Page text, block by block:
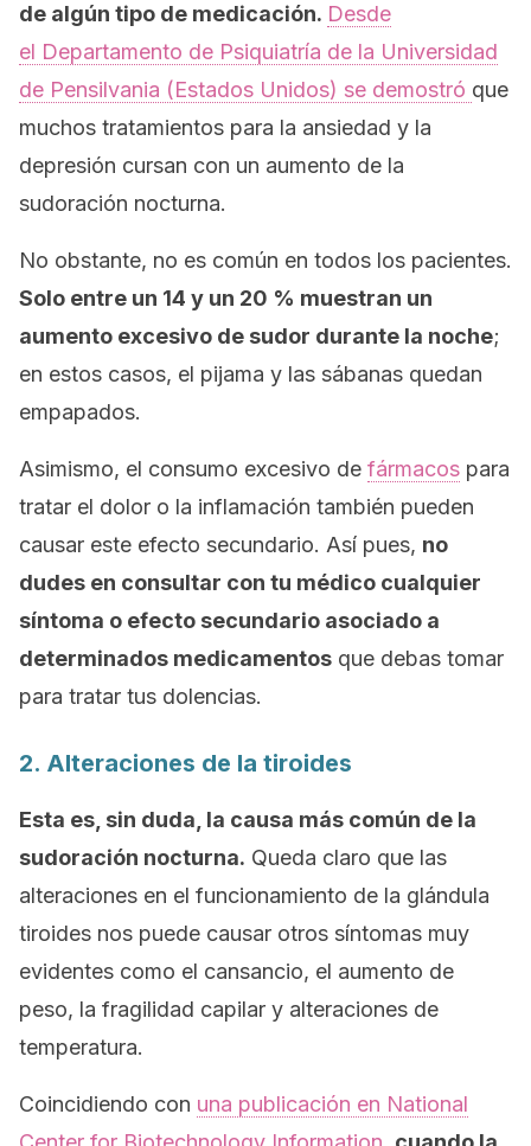
de algún tipo de medicación. Desde
el Departamento de Psiquiatría de la Universidad
de Pensilvania (Estados Unidos) se demostró que
muchos tratamientos para la ansiedad y la
depresión cursan con un aumento de la
sudoración nocturna.
No obstante, no es común en todos los pacientes.
Solo entre un 14 y un 20 % muestran un
aumento excesivo de sudor durante la noche;
en estos casos, el pijama y las sábanas quedan
empapados.
Asimismo, el consumo excesivo de fármacos para
tratar el dolor o la inflamación también pueden
causar este efecto secundario. Así pues, no
dudes en consultar con tu médico cualquier
síntoma o efecto secundario asociado a
determinados medicamentos que debas tomar
para tratar tus dolencias.
2. Alteraciones de la tiroides
Esta es, sin duda, la causa más común de la
sudoración nocturna. Queda claro que las
alteraciones en el funcionamiento de la glándula
tiroides nos puede causar otros síntomas muy
evidentes como el cansancio, el aumento de
peso, la fragilidad capilar y alteraciones de
temperatura.
Coincidiendo con una publicación en National